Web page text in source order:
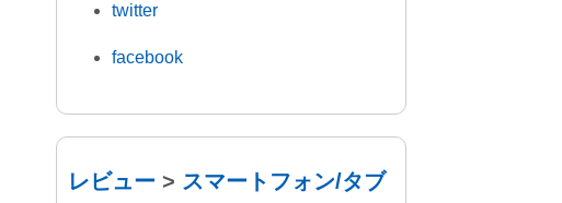
twitter
facebook
レビュー > スマートフォン/タブ